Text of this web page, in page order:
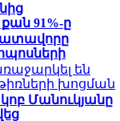
91%-ը
են
խոցման
Մանուկյանը